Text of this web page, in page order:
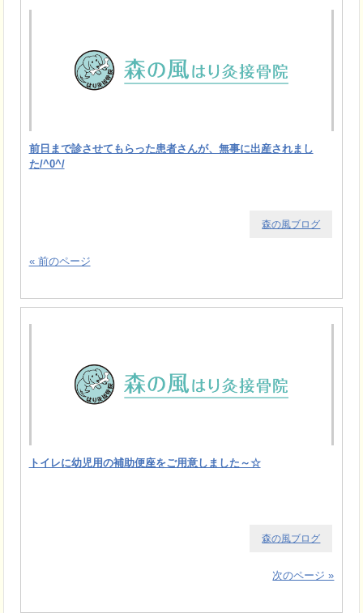
前日まで診させてもらった患者さんが、無事に出産されまし
た/^0^/
森の風ブログ
« 前のページ
トイレに幼児用の補助便座をご用意しました～☆
森の風ブログ
次のページ »